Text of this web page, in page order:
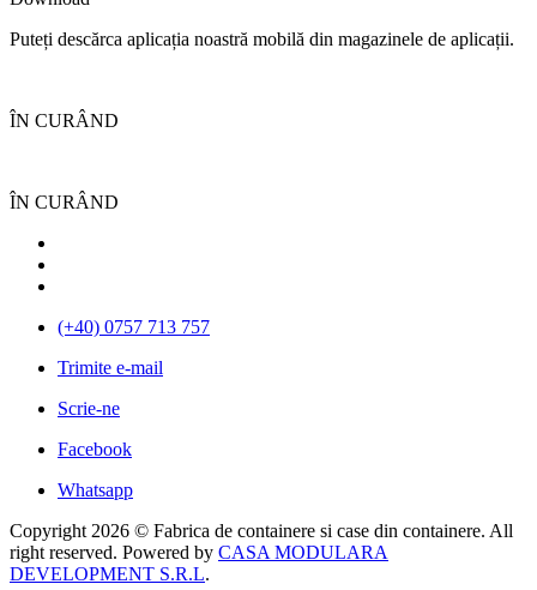
Puteți descărca aplicația noastră mobilă din magazinele de aplicații.
ÎN CURÂND
ÎN CURÂND
(+40) 0757 713 757
Trimite e-mail
Scrie-ne
Facebook
Whatsapp
Copyright 2026 © Fabrica de containere si case din containere. All
right reserved. Powered by CASA MODULARA
DEVELOPMENT S.R.L.